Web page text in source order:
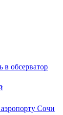
обсерватор
Сочи